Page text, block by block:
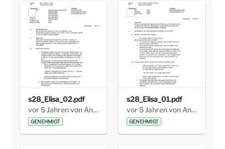
s28_Elisa_02.pdf
vor 5 Jahren von Anni Schlumberger
GENEHMIGT
s28_Elisa_01.pdf
vor 5 Jahren von Anni Schlumberger
GENEHMIGT